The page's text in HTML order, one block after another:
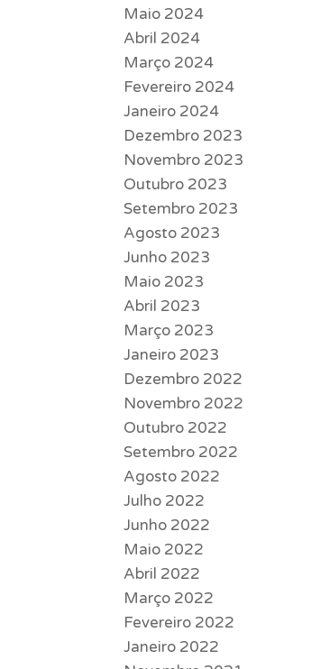
Maio 2024
Abril 2024
Março 2024
Fevereiro 2024
Janeiro 2024
Dezembro 2023
Novembro 2023
Outubro 2023
Setembro 2023
Agosto 2023
Junho 2023
Maio 2023
Abril 2023
Março 2023
Janeiro 2023
Dezembro 2022
Novembro 2022
Outubro 2022
Setembro 2022
Agosto 2022
Julho 2022
Junho 2022
Maio 2022
Abril 2022
Março 2022
Fevereiro 2022
Janeiro 2022